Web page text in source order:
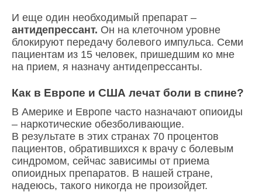
И еще один необходимый препарат –
антидепрессант. Он на клеточном уровне
блокируют передачу болевого импульса. Семи
пациентам из 15 человек, пришедшим ко мне
на прием, я назначу антидепрессанты.
Как в Европе и США лечат боли в спине?
В Америке и Европе часто назначают опиоиды
– наркотические обезболивающие.
В результате в этих странах 70 процентов
пациентов, обратившихся к врачу с болевым
синдромом, сейчас зависимы от приема
опиоидных препаратов. В нашей стране,
надеюсь, такого никогда не произойдет.